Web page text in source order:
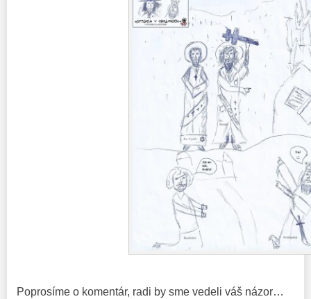
Poprosíme o komentár, radi by sme vedeli váš názor…